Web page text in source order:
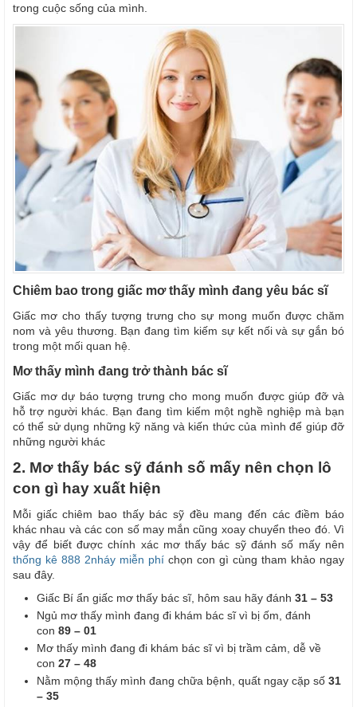
trong cuộc sống của mình.
Chiêm bao trong giấc mơ thấy mình đang yêu bác sĩ
Giấc mơ cho thấy tượng trưng cho sự mong muốn được chăm
nom và yêu thương. Bạn đang tìm kiếm sự kết nối và sự gắn bó
trong một mối quan hệ.
Mơ thấy mình đang trở thành bác sĩ
Giấc mơ dự báo tượng trưng cho mong muốn được giúp đỡ và
hỗ trợ người khác. Bạn đang tìm kiếm một nghề nghiệp mà bạn
có thể sử dụng những kỹ năng và kiến thức của mình để giúp đỡ
những người khác
2. Mơ thấy bác sỹ đánh số mấy nên chọn lô
con gì hay xuất hiện
Mỗi giấc chiêm bao thấy bác sỹ đều mang đến các điềm báo
khác nhau và các con số may mắn cũng xoay chuyển theo đó. Vì
vậy để biết được chính xác mơ thấy bác sỹ đánh số mấy nên
thống kê 888 2nháy miễn phí chọn con gì cùng tham khảo ngay
sau đây.
Giấc Bí ẩn giấc mơ thấy bác sĩ, hôm sau hãy đánh 31 – 53
Ngủ mơ thấy mình đang đi khám bác sĩ vì bị ốm, đánh
con 89 – 01
Mơ thấy mình đang đi khám bác sĩ vì bị trầm cảm, dễ về
con 27 – 48
Nằm mộng thấy mình đang chữa bệnh, quất ngay cặp số 31
– 35